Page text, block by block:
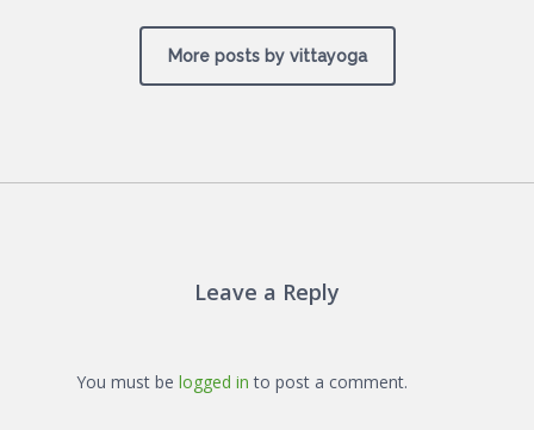
More posts by vittayoga
Leave a Reply
You must be logged in to post a comment.